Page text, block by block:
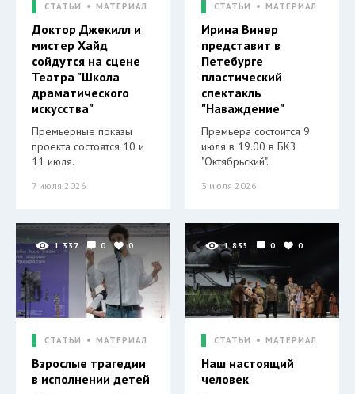
СТАТЬИ МАТЕРИАЛ
Доктор Джекилл и
мистер Хайд
сойдутся на сцене
Театра "Школа
драматического
искусства"
Премьерные показы
проекта состоятся 10 и
11 июля.
7 июля 2026
СТАТЬИ МАТЕРИАЛ
Ирина Винер
представит в
Петебурге
пластический
спектакль
"Наваждение"
Премьера состоится 9
июля в 19.00 в БКЗ
"Октябрьский".
3 июля 2026
1 337 0 0
СТАТЬИ МАТЕРИАЛ
Взрослые трагедии
в исполнении детей
1 835 0 0
СТАТЬИ МАТЕРИАЛ
Наш настоящий
человек